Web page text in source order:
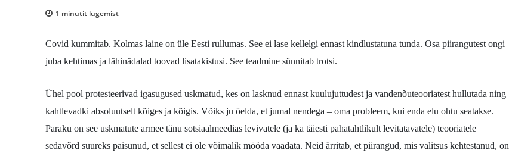
1 minutit lugemist
Covid kummitab. Kolmas laine on üle Eesti rullumas. See ei lase kellelgi ennast kindlustatuna tunda. Osa piirangutest ongi
juba kehtimas ja lähinädalad toovad lisatakistusi. See teadmine sünnitab trotsi.
Ühel pool protesteerivad igasugused uskmatud, kes on lasknud ennast kuulujuttudest ja vandenõuteooriatest hullutada ning
kahtlevadki absoluutselt kõiges ja kõigis. Võiks ju öelda, et jumal nendega – oma probleem, kui enda elu ohtu seatakse.
Paraku on see uskmatute armee tänu sotsiaalmeedias levivatele (ja ka täiesti pahatahtlikult levitatavatele) teooriatele
sedavõrd suureks paisunud, et sellest ei ole võimalik mööda vaadata. Neid ärritab, et piirangud, mis valitsus kehtestanud, on